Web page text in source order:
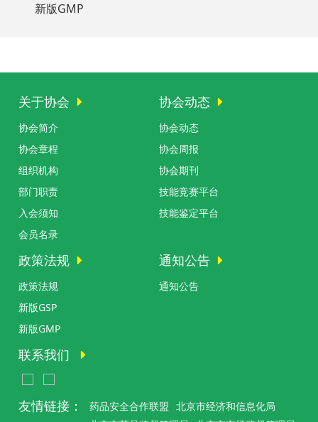
新版GMP
关于协会
协会简介
协会章程
组织机构
部门职责
入会须知
会员名录
协会动态
协会动态
协会周报
协会期刊
技能竞赛平台
技能鉴定平台
政策法规
政策法规
新版GSP
新版GMP
通知公告
通知公告
联系我们
友情链接： 药品安全合作联盟 北京市经济和信息化局